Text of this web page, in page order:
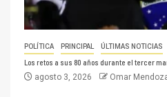
POLÍTICA PRINCIPAL ÚLTIMAS NOTICIAS
Los retos a sus 80 años durante el tercer
agosto 3, 2026 Omar